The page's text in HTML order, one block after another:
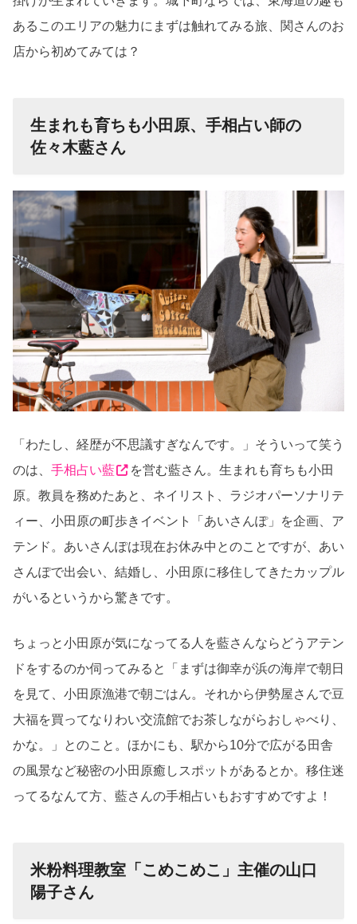
あるこのエリアの魅力にまずは触れてみる旅、関さんのお
店から初めてみては？
生まれも育ちも小田原、手相占い師の
佐々木藍さん
「わたし、経歴が不思議すぎなんです。」そういって笑う
のは、 手相占い藍
を営む藍さん。生まれも育ちも小田
原。教員を務めたあと、ネイリスト、ラジオパーソナリテ
ィー、小田原の町歩きイベント「あいさんぽ」を企画、ア
テンド。あいさんぽは現在お休み中とのことですが、あい
さんぽで出会い、結婚し、小田原に移住してきたカップル
がいるというから驚きです。
ちょっと小田原が気になってる人を藍さんならどうアテン
ドをするのか伺ってみると「まずは御幸が浜の海岸で朝日
を見て、小田原漁港で朝ごはん。それから伊勢屋さんで豆
大福を買ってなりわい交流館でお茶しながらおしゃべり、
かな。」とのこと。ほかにも、駅から10分で広がる田舎
の風景など秘密の小田原癒しスポットがあるとか。移住迷
ってるなんて方、藍さんの手相占いもおすすめですよ！
米粉料理教室「こめこめこ」主催の山口
陽子さん